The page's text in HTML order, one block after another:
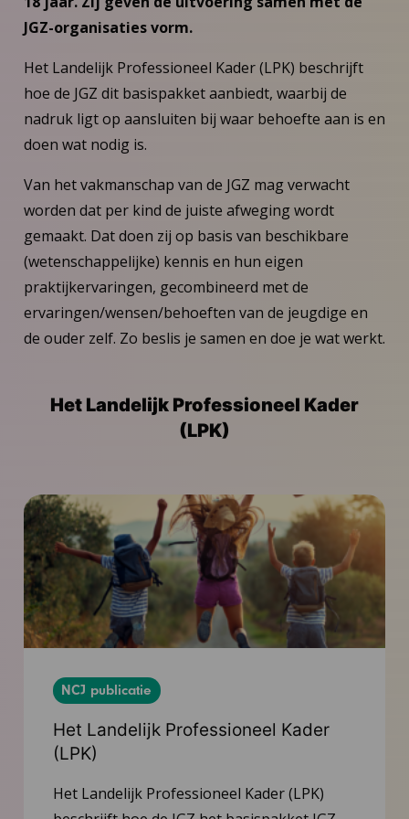
JGZ-organisaties vorm.
Het Landelijk Professioneel Kader (LPK) beschrijft
hoe de JGZ dit basispakket aanbiedt, waarbij de
nadruk ligt op aansluiten bij waar behoefte aan is en
doen wat nodig is.
Van het vakmanschap van de JGZ mag verwacht
worden dat per kind de juiste afweging wordt
gemaakt. Dat doen zij op basis van beschikbare
(wetenschappelijke) kennis en hun eigen
praktijkervaringen, gecombineerd met de
ervaringen/wensen/behoeften van de jeugdige en
de ouder zelf. Zo beslis je samen en doe je wat werkt.
Het Landelijk Professioneel Kader
(LPK)
NCJ publicatie
Het Landelijk Professioneel Kader
(LPK)
Het Landelijk Professioneel Kader (LPK)